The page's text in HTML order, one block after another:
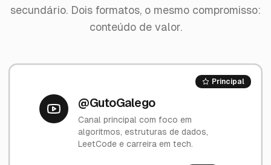
secundário. Dois formatos, o mesmo compromisso:
conteúdo de valor.
Principal
@GutoGalego
Canal principal com foco em
algoritmos, estruturas de dados,
LeetCode e carreira em tech.